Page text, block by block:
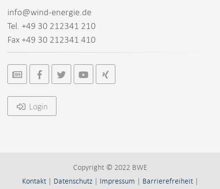
info@wind-energie.de
Tel. +49 30 212341 210
Fax +49 30 212341 410
Login
Copyright © 2022 BWE
Kontakt| Datenschutz| Impressum | Barrierefreiheit|